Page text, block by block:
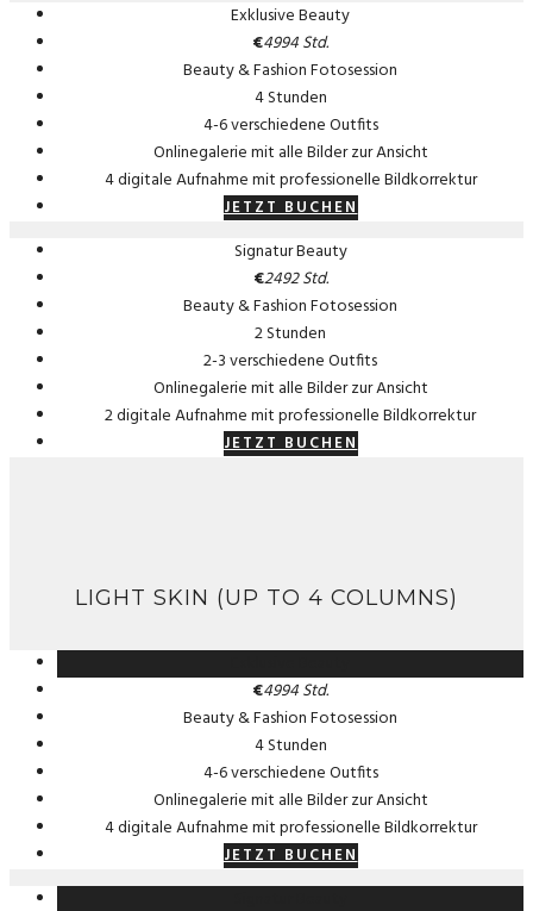
Exklusive Beauty
€4994 Std.
Beauty & Fashion Fotosession
4 Stunden
4-6 verschiedene Outfits
Onlinegalerie mit alle Bilder zur Ansicht
4 digitale Aufnahme mit professionelle Bildkorrektur
JETZT BUCHEN
Signatur Beauty
€2492 Std.
Beauty & Fashion Fotosession
2 Stunden
2-3 verschiedene Outfits
Onlinegalerie mit alle Bilder zur Ansicht
2 digitale Aufnahme mit professionelle Bildkorrektur
JETZT BUCHEN
LIGHT SKIN (UP TO 4 COLUMNS)
€4994 Std.
Beauty & Fashion Fotosession
4 Stunden
4-6 verschiedene Outfits
Onlinegalerie mit alle Bilder zur Ansicht
4 digitale Aufnahme mit professionelle Bildkorrektur
JETZT BUCHEN